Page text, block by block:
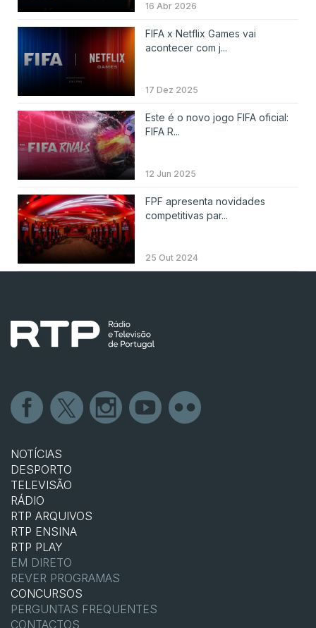
16 Abr 2026
FIFA x Netflix Games vai
acontecer com j...
17 Dez 2025
Este é o novo jogo FIFA oficial:
FIFA R...
12 Jun 2025
FPF apresenta novidades
competitivas par...
25 Out 2024
NOTÍCIAS
DESPORTO
TELEVISÃO
RÁDIO
RTP ARQUIVOS
RTP ENSINA
RTP PLAY
EM DIRETO
REVER PROGRAMAS
CONCURSOS
PERGUNTAS FREQUENTES
CONTACTOS